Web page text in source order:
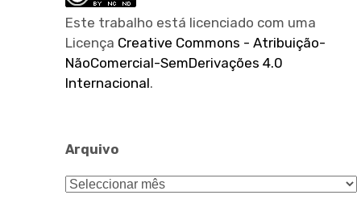
Este trabalho está licenciado com uma
Licença Creative Commons - Atribuição-
NãoComercial-SemDerivações 4.0
Internacional.
Arquivo
Arquivo